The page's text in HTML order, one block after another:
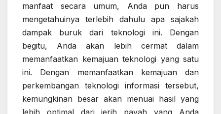
manfaat secara umum, Anda pun harus
mengetahuinya terlebih dahulu apa sajakah
dampak buruk dari teknologi ini. Dengan
begitu, Anda akan lebih cermat dalam
memanfaatkan kemajuan teknologi yang satu
ini. Dengan memanfaatkan kemajuan dan
perkembangan teknologi informasi tersebut,
kemungkinan besar akan menuai hasil yang
lebih optimal dari jerih payah yang Anda